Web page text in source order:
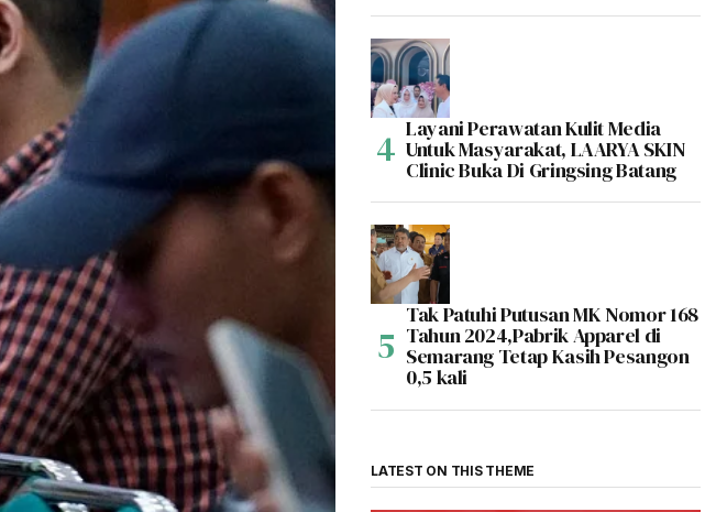
Layani Perawatan Kulit Media
Untuk Masyarakat, LAARYA SKIN
Clinic Buka Di Gringsing Batang
Tak Patuhi Putusan MK Nomor 168
Tahun 2024,Pabrik Apparel di
Semarang Tetap Kasih Pesangon
0,5 kali
LATEST ON THIS THEME